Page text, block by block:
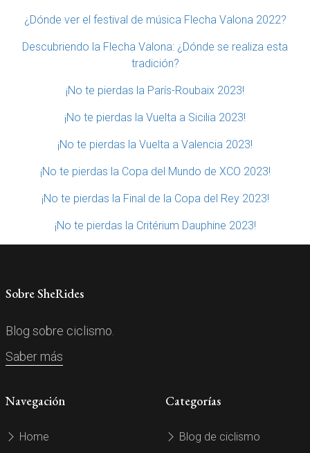
¿Dónde ver el festival de música Flecha Valona 2022?
Descubriendo la Flecha Valona: ¿Dónde se realiza esta
tradición?
¡No te pierdas la París-Roubaix 2023!
¡No te pierdas la Vuelta a Sicilia 2023!
¡No te pierdas la Vuelta a Valencia 2023!
¡No te pierdas la Copa del Mundo de XCO 2023!
¡No te pierdas la Final de la Copa del Rey 2023!
¡No te pierdas la Critérium Dauphine 2023!
Sobre SheRides
Blog sobre ciclismo.
Saber más
Navegación
Home
Categorías
Blog de ciclismo